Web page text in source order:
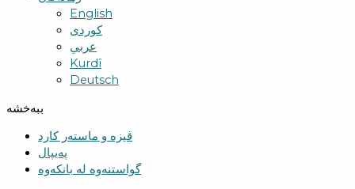
English
کوردی
عربي
Kurdî
Deutsch
ببەخشە
ڤیزە و ماستەر کارد
پەیپال
گواستنەوە لە بانکەوە